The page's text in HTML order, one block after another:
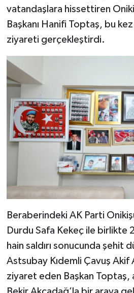
vatandaşlara hissettiren
Başkanı Hanifi Toptaş, bu
ziyareti gerçekleştirdi.
Beraberindeki AK Parti
Durdu Safa Kekeç ile birlikte
hain saldırı sonucunda şehit
Astsubay Kıdemli Çavuş Akif
ziyaret eden Başkan Toptaş,
YAŞAM
KÜLTÜR SANAT